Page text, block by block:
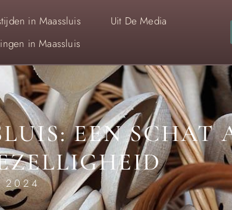
in Maassluis
Uit De Media
in Maassluis
EEN SCHAT
2024